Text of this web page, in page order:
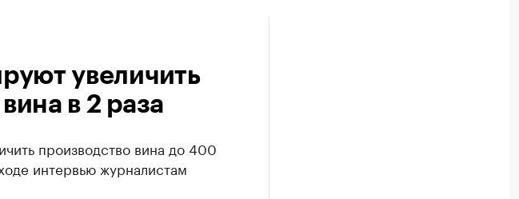
увеличить
в 2 раза
производство вина до 400
интервью журналистам